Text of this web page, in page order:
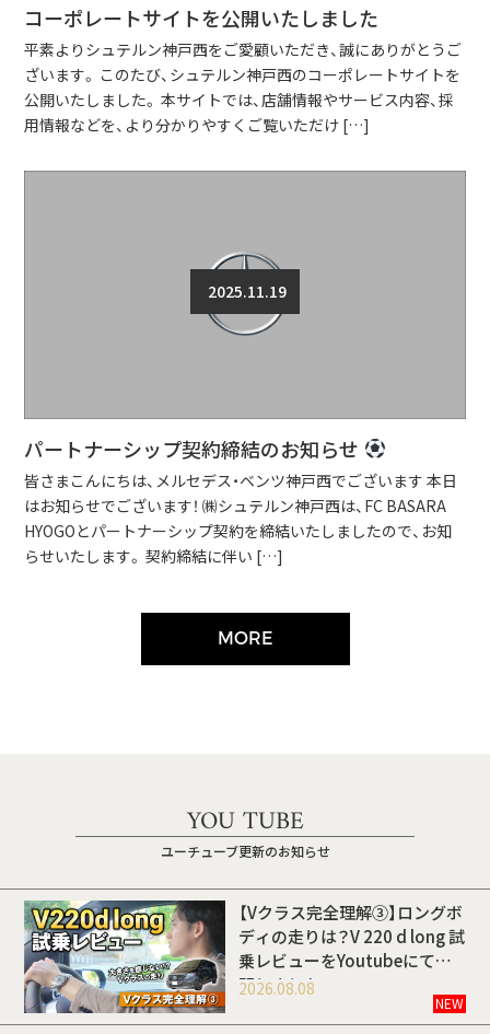
コーポレートサイトを公開いたしました
平素よりシュテルン神戸西をご愛顧いただき、誠にありがとうご
ざいます。 このたび、シュテルン神戸西のコーポレートサイトを
公開いたしました。 本サイトでは、店舗情報やサービス内容、採
用情報などを、より分かりやすくご覧いただけ […]
2025.11.19
パートナーシップ契約締結のお知らせ
皆さまこんにちは、メルセデス・ベンツ神戸西でございます 本日
はお知らせでございます！ ㈱シュテルン神戸西は、FC BASARA
HYOGOとパートナーシップ契約を締結いたしましたので、お知
らせいたします。 契約締結に伴い […]
MORE
YOU TUBE
ユーチューブ更新のお知らせ
【Vクラス完全理解③】ロングボ
ディの走りは？V 220 d long 試
乗レビューをYoutubeにて公
開しました
2026.08.08
NEW